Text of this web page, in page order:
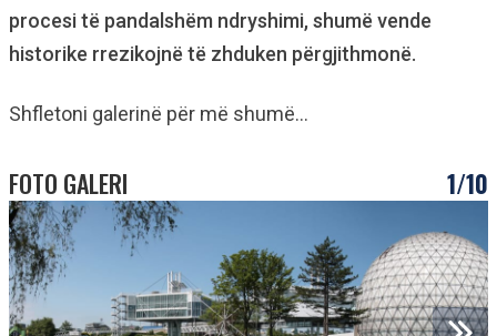
procesi të pandalshëm ndryshimi, shumë vende
historike rrezikojnë të zhduken përgjithmonë.
Shfletoni galerinë për më shumë…
FOTO GALERI 1/10